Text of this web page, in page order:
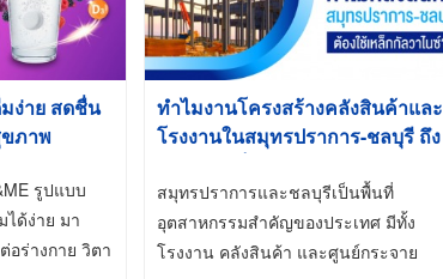
ง่าย สดชื่น
ภาพ
รูปแบบ
ด้ง่าย มา
ร่างกาย วิตา
ทำไมงานโครงสร้างคลังสินค้าและ
โรงงานในสมุทรปราการ-ชลบุรี ถึง
Galvanized)
สมุทรปราการและชลบุรีเป็นพื้นที่
อุตสาหกรรมสำคัญของประเทศ มีทั้ง
โรงงาน คลังสินค้า และศูนย์กระจาย